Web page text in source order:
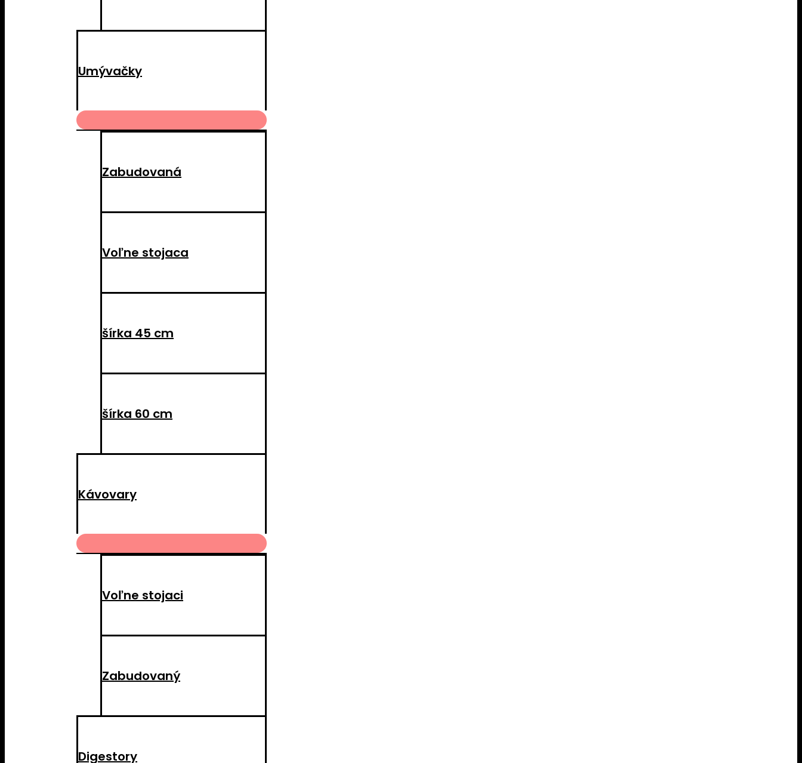
Umývačky
TOGGLE
Zabudovaná
Voľne stojaca
šírka 45 cm
šírka 60 cm
Kávovary
TOGGLE
Voľne stojaci
Zabudovaný
Digestory